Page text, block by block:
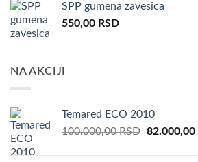
SPP gumena zavesica
550,00 RSD
NA AKCIJI
Temared ECO 2010
100.000,00RSD Original
82.000,00